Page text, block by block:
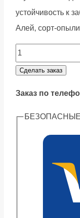
устойчивость к
Алей, сорт-
Облепиха
Мальчик
Сделать заказ
Заказ по